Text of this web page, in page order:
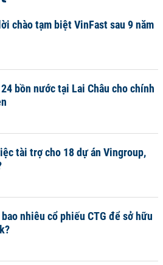
chào tạm biệt VinFast sau 9 năm
bồn nước tại Lai Châu cho chính
tài trợ cho 18 dự án Vingroup,
nhiêu cổ phiếu CTG để sở hữu